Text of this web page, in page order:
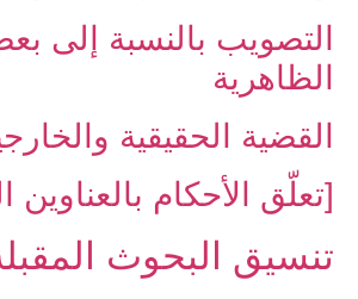
التصويب بالنسبة إلى‏
الظاهرية
القضية الحقيقية
[تعلّق الأحكام بالعناوين
تنسيق البحوث